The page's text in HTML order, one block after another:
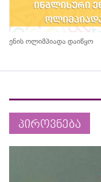
ენის ოლიმპიადა დაიწყო
პიროვნება